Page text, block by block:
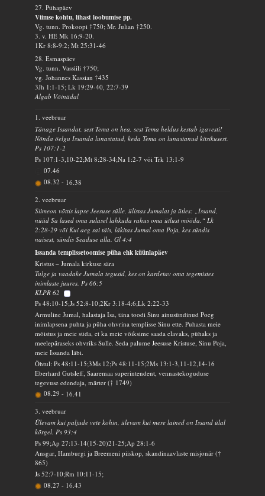
27. Pühapäev
Viimse kohtu, lihast loobumise pp.
Vg. tunn. Prokoopi †750; Mr. Julian †250.
3. v. HE Mk 16:9-20.
1Kr 8:8-9:2; Mt 25:31-46
28. Esmaspäev
Vg. tunn. Vassiili †750;
vg. Johannes Kassian †435
3Jh 1:1-15; Lk 19:29-40, 22:7-39
Algab Võinädal
1. veebruar
Tänage Issandat, sest Tema on hea, sest Tema heldus kestab igavesti!
Nõnda öelgu Issanda lunastatud, keda Tema on lunastanud kitsikusest.
Ps 107:1-2
Ps 107:1-3,10-22;Mt 8:28-34;Na 1:2-7 või Trk 13:1-9
07.46
08.32 - 16.38
2. veebruar
Siimeon võttis lapse Jeesuse sülle, ülistas Jumalat ja ütles: „Issand,
nüüd Sa lased oma sulasel lahkuda rahus oma ütlust mööda.“ Lk
2:28-29 või Kui aeg sai täis, läkitas Jumal oma Poja, kes sündis
naisest, sündis Seaduse alla. Gl 4:4
Issanda templissetoomise püha ehk küünlapäev
Kristus – Jumala kirkuse sära
Tulge ja vaadake Jumala tegusid, kes on kardetav oma tegemistes
inimlaste juures. Ps 66:5
KLPR 62
Ps 48:10-15;Js 52:8-10;2Kr 3:18-4:6;Lk 2:22-33
Armuline Jumal, halastaja Isa, täna toodi Sinu ainusündinud Poeg
inimlapsena puhta ja püha ohvrina templisse Sinu ette. Puhasta meie
mõistus ja meie süda, et ka meie võiksime saada elavaks, pühaks ja
meelepäraseks ohvriks Sulle. Seda palume Jeesuse Kristuse, Sinu Poja,
meie Issanda läbi.
Õhtul: Ps 48:11-15;3Ms 12;Ps 48:11-15;2Ms 13:1-3,11-12,14-16
Eberhard Gutsleff, Saaremaa superintendent, vennastekoguduse
tegevuse edendaja, märter († 1749)
08.29 - 16.41
3. veebruar
Ülevam kui paljude vete kohin, ülevam kui mere lained on Issand ülal
kõrgel. Ps 93:4
Ps 99;Ap 27:13-14(15-20)21-25;Ap 28:1-6
Ansgar, Hamburgi ja Breemeni piiskop, skandinaavlaste misjonär (†
865)
Js 52:7-10;Rm 10:11-15;
08.27 - 16.43